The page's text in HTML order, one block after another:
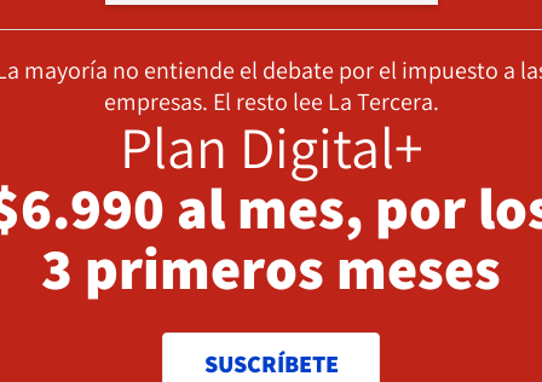
mayoría no entiende el debate por el impuesto a
empresas. El resto lee La Tercera.
Plan Digital+
al mes, por
3 primeros meses
SUSCRÍBETE